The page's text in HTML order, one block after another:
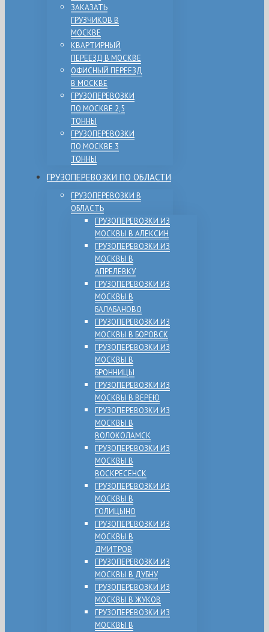
ЗАКАЗАТЬ
ГРУЗЧИКОВ В
МОСКВЕ
КВАРТИРНЫЙ
ПЕРЕЕЗД В МОСКВЕ
ОФИСНЫЙ ПЕРЕЕЗД
В МОСКВЕ
ГРУЗОПЕРЕВОЗКИ
ПО МОСКВЕ 2,5
ТОННЫ
ГРУЗОПЕРЕВОЗКИ
ПО МОСКВЕ 3
ТОННЫ
ГРУЗОПЕРЕВОЗКИ ПО ОБЛАСТИ
ГРУЗОПЕРЕВОЗКИ В
ОБЛАСТЬ
ГРУЗОПЕРЕВОЗКИ ИЗ
МОСКВЫ В АЛЕКСИН
ГРУЗОПЕРЕВОЗКИ ИЗ
МОСКВЫ В
АПРЕЛЕВКУ
ГРУЗОПЕРЕВОЗКИ ИЗ
МОСКВЫ В
БАЛАБАНОВО
ГРУЗОПЕРЕВОЗКИ ИЗ
МОСКВЫ В БОРОВСК
ГРУЗОПЕРЕВОЗКИ ИЗ
МОСКВЫ В
БРОННИЦЫ
ГРУЗОПЕРЕВОЗКИ ИЗ
МОСКВЫ В ВЕРЕЮ
ГРУЗОПЕРЕВОЗКИ ИЗ
МОСКВЫ В
ВОЛОКОЛАМСК
ГРУЗОПЕРЕВОЗКИ ИЗ
МОСКВЫ В
ВОСКРЕСЕНСК
ГРУЗОПЕРЕВОЗКИ ИЗ
МОСКВЫ В
ГОЛИЦЫНО
ГРУЗОПЕРЕВОЗКИ ИЗ
МОСКВЫ В
ДМИТРОВ
ГРУЗОПЕРЕВОЗКИ ИЗ
МОСКВЫ В ДУБНУ
ГРУЗОПЕРЕВОЗКИ ИЗ
МОСКВЫ В ЖУКОВ
ГРУЗОПЕРЕВОЗКИ ИЗ
МОСКВЫ В